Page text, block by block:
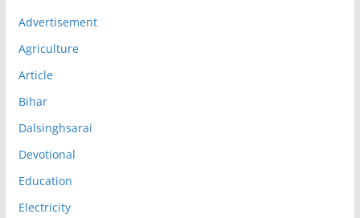
Advertisement
Agriculture
Article
Bihar
Dalsinghsarai
Devotional
Education
Electricity